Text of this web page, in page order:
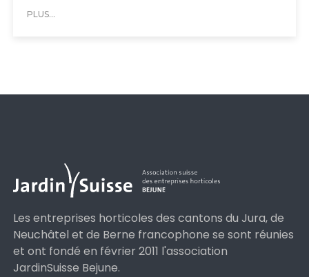
PLUS...
Les entreprises horticoles des cantons du Jura, de
Neuchâtel et de Berne francophone se sont réunies
et ont fondé en février 2011 l'association
JardinSuisse Bejune.